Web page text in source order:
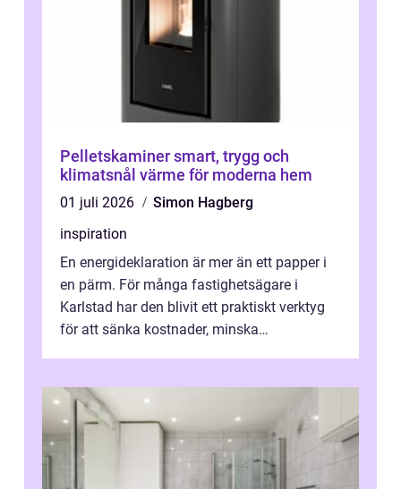
Pelletskaminer smart, trygg och
klimatsnål värme för moderna hem
01 juli 2026
Simon Hagberg
inspiration
En energideklaration är mer än ett papper i
en pärm. För många fastighetsägare i
Karlstad har den blivit ett praktiskt verktyg
för att sänka kostnader, minska